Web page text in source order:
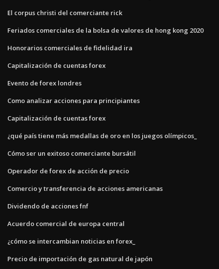
El corpus christi del comerciante rick
Feriados comerciales de la bolsa de valores de hong kong 2020
Honorarios comerciales de fidelidad ira
Capitalización de cuentas forex
Evento de forex londres
Como analizar acciones para principiantes
Capitalización de cuentas forex
¿qué país tiene más medallas de oro en los juegos olímpicos_
Cómo ser un exitoso comerciante bursátil
Operador de forex de acción de precio
Comercio y transferencia de acciones americanas
Dividendo de acciones fnf
Acuerdo comercial de europa central
¿cómo se intercambian noticias en forex_
Precio de importación de gas natural de japón